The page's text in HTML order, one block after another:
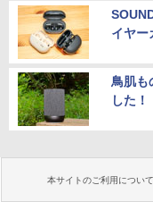
イヤー
鳥肌も
した！
本サイトのご利用について